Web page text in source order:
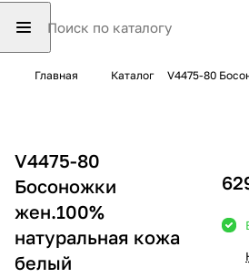
Главная Каталог V4475-80
V4475-80
Босоножки
жен.100%
натуральная кожа
белый